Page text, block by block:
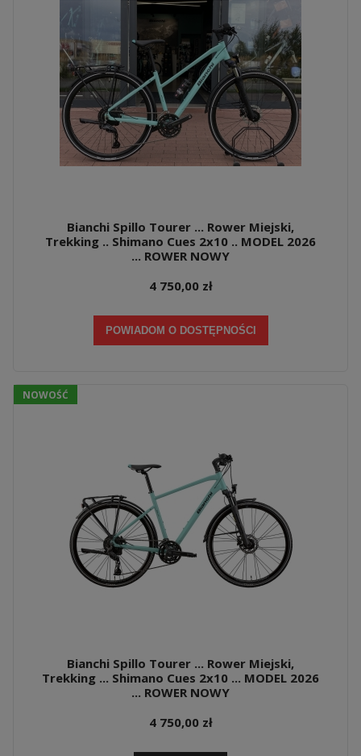
Bianchi Spillo Tourer ... Rower Miejski,
Trekking .. Shimano Cues 2x10 .. MODEL 2026
... ROWER NOWY
4 750,00 zł
POWIADOM O DOSTĘPNOŚCI
Bianchi Spillo Tourer ... Rower Miejski,
Trekking ... Shimano Cues 2x10 ... MODEL 2026
... ROWER NOWY
4 750,00 zł
NOWOŚĆ